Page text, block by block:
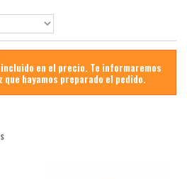
en el precio. Te informaremos
hayamos preparado el pedido.